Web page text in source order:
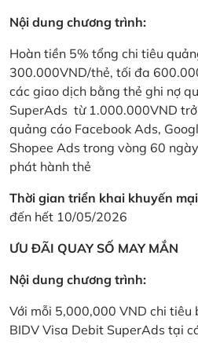
Nội dung chương trình:
Hoàn tiền 5% tổng chi tiêu
300.000VND/thẻ, tối đa
các giao dịch bằng thẻ ghi nợ
SuperAds từ 1.000.000VND
quảng cáo Facebook Ads,
Shopee Ads trong vòng 60
phát hành thẻ
Thời gian triển khai khuyến
đến hết 10/05/2026
ƯU ĐÃI QUAY SỐ MAY MẮN
Nội dung chương trình:
Với mỗi 5,000,000 VND chi tiêu
BIDV Visa Debit SuperAds tại